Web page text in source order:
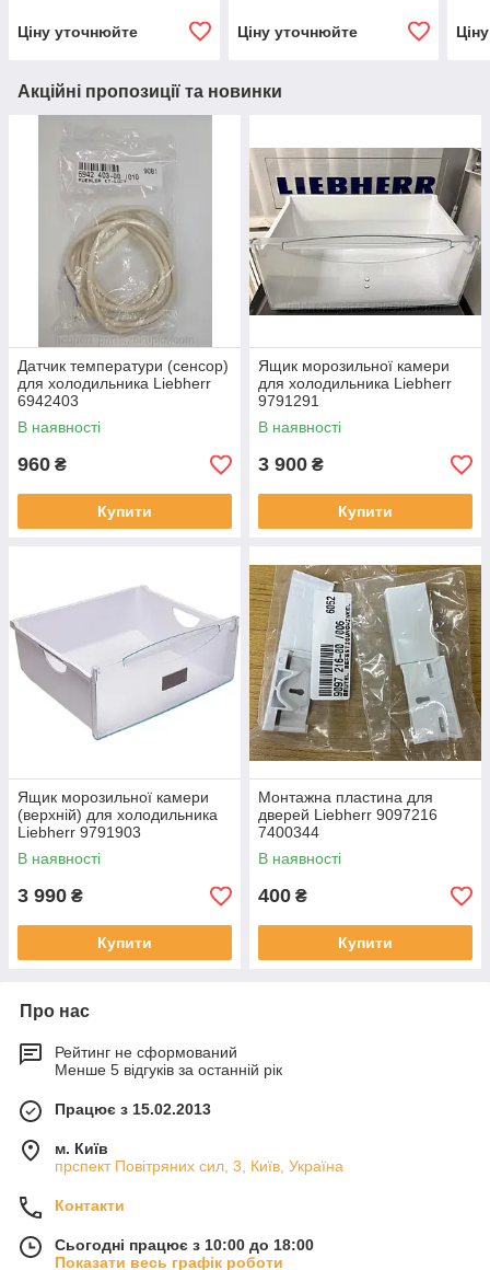
Ціну уточнюйте Ціну уточнюйте
Акційні пропозиції та новинки
Датчик температури (сенсор)
для холодильника Liebherr
6942403
В наявності
960 ₴
Купити
Ящик морозильної камери
для холодильника Liebherr
9791291
В наявності
3 900 ₴
Купити
Ящик морозильної камери
(верхній) для холодильника
Liebherr 9791903
В наявності
3 990 ₴
Купити
Монтажна пластина для
дверей Liebherr 9097216
7400344
В наявності
400 ₴
Купити
Про нас
Рейтинг не сформований
Менше 5 відгуків за останній рік
Працює з 15.02.2013
м. Київ
прспект Повітряних сил, 3, Київ, Україна
Контакти
Сьогодні працює з 10:00 до 18:00
Показати весь графік роботи